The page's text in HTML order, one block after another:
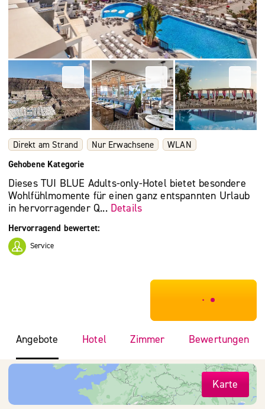
Direkt am Strand Nur Erwachsene
WLAN
Gehobene Kategorie
Dieses TUI BLUE Adults-only-Hotel bietet besondere
Wohlfühlmomente für einen ganz entspannten Urlaub
in hervorragender Q... Details
Hervorragend bewertet:
Service
***************
Angebote Hotel Zimmer Bewertungen
Karte